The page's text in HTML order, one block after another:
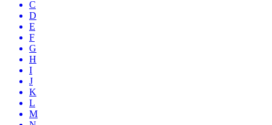
C
D
E
F
G
H
I
J
K
L
M